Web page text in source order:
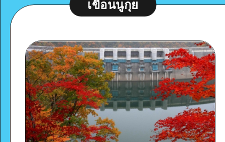
เขื่อนนูกุย